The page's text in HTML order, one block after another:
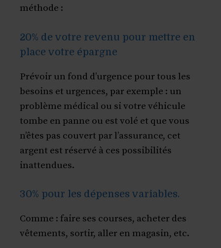
méthode :
20% de votre revenu pour mettre en
place votre épargne
Prévoir un fond d’urgence pour tous les
besoins et urgences, par exemple : un
problème médical ou si votre véhicule
tombe en panne ou est volé et que vous
n’êtes pas couvert par l’assurance, cet
argent est réservé à ces possibilités
inattendues.
30% pour les dépenses variables.
Comme : faire ses courses, acheter des
vêtements, sortir, aller en magasin, etc.